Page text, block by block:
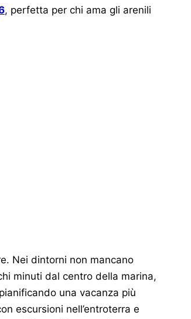
, perfetta per chi ama gli arenili
Nei dintorni non mancano
minuti dal centro della marina,
una vacanza più
escursioni nell’entroterra e